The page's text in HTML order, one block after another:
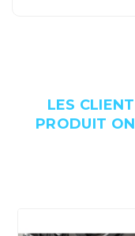
LES
PRODUIT